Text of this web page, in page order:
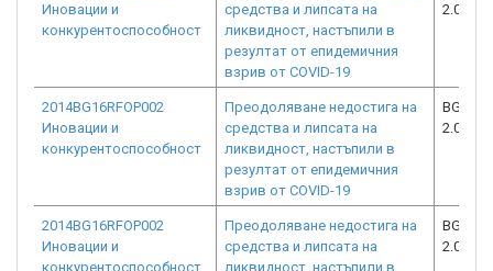
Иновации и
конкурентоспособност
средства и липсата на
ликвидност, настъпили в
резултат от епидемичния
взрив от COVID-19
2.073-
2014BG16RFOP002
Иновации и
конкурентоспособност
Преодоляване недостига на
средства и липсата на
ликвидност, настъпили в
резултат от епидемичния
взрив от COVID-19
2.073-
2014BG16RFOP002
Иновации и
конкурентоспособност
Преодоляване недостига на
средства и липсата на
ликвидност, настъпили в
2.073-